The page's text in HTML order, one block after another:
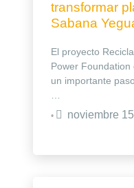
transformar
Sabana
El proyecto
Power Foundation
un importante
• noviembre